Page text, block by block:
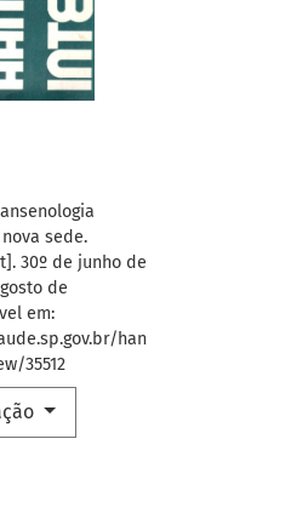
sede.
30º de junho de
de
em:
han
35512